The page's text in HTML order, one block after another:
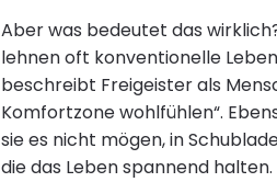
Aber was bedeutet das
lehnen oft konventionelle
beschreibt Freigeister als
Komfortzone wohlfühlen“.
sie es nicht mögen, in
die das Leben spannend halten.